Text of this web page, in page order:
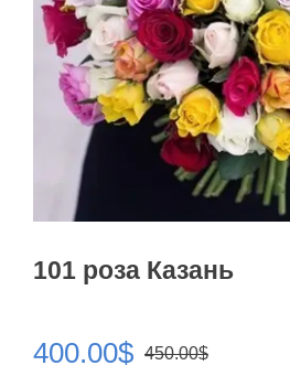
101 роза Казань
450.00$
400.00$